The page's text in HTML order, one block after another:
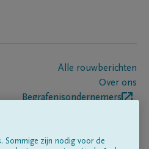
Alle rouwberichten
Over ons
Begrafenisondernemers
Sommige zijn nodig voor de